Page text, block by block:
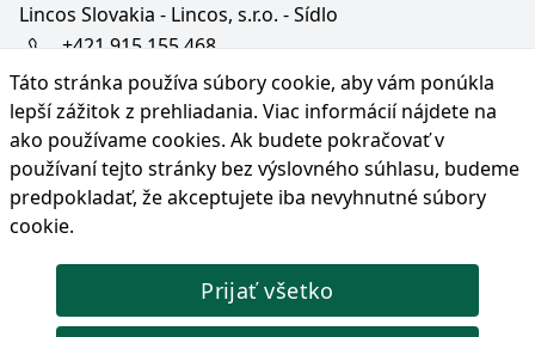
Táto stránka používa súbory cookie, aby vám ponúkla
lepší zážitok z prehliadania. Viac informácií nájdete na
ako používame cookies. Ak budete pokračovať v
používaní tejto stránky bez výslovného súhlasu, budeme
predpokladať, že akceptujete iba nevyhnutné súbory
cookie.
Prijať všetko
Lincos Slovakia - Lincos, s.r.o. - Sídlo
+421 915 155 468
+36/30 343 6714
bratislava@lincos.sk
Lincos s.r.o., Rustaveliho 4, 831 06 Bratislava - m. č.
Rača, Slovensko
Iba sídlo firmy